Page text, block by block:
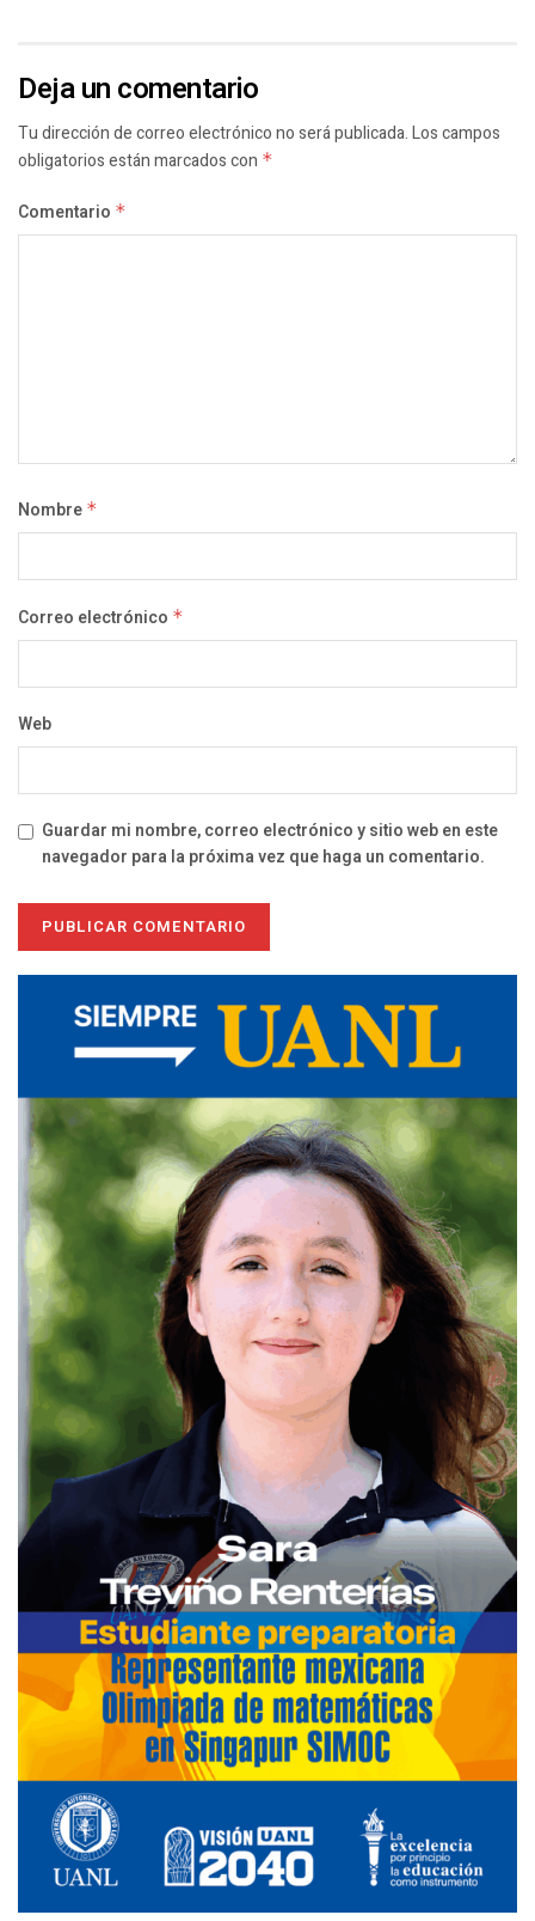
Deja un comentario
Tu dirección de correo electrónico no será publicada.Los campos
obligatorios están marcados con *
Comentario *
Nombre *
Correo electrónico *
Web
Guardar mi nombre, correo electrónico y sitio web en este
navegador para la próxima vez que haga un comentario.